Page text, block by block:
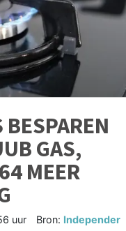
GAS,
MEER
uur Bron: Independer